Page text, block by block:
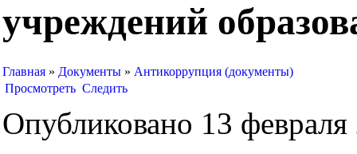
учреждений
Главная » Документы » Антикоррупция (документы)
Просмотреть Следить
Опубликовано 13 февраля